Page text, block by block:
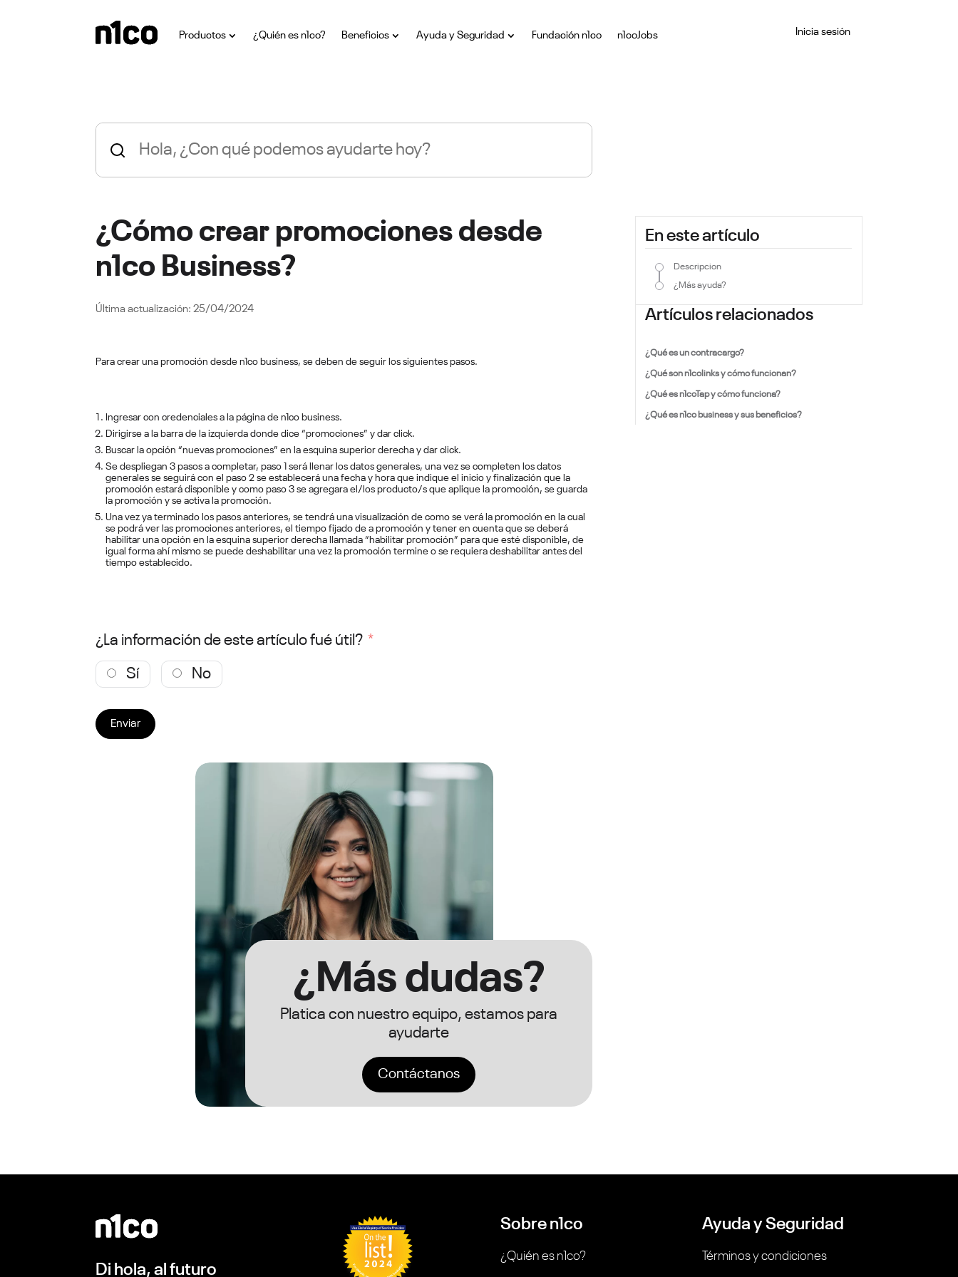
Productos ¿Quién es n1co? Beneficios Ayuda y Seguridad Fundación n1co n1coJobs Inicia sesión
¿Cómo crear promociones desde
n1co Business?
25/04/2024
Para crear una promoción desde n1co business, se deben de seguir los siguientes pasos.
Ingresar con credenciales a la página de n1co business.
Dirigirse a la barra de la izquierda donde dice “promociones” y dar click.
Buscar la opción “nuevas promociones” en la esquina superior derecha y dar click.
Se despliegan 3 pasos a completar, paso 1 será llenar los datos generales, una vez se completen los datos
generales se seguirá con el paso 2 se establecerá una fecha y hora que indique el inicio y finalización que la
promoción estará disponible y como paso 3 se agregara el/los producto/s que aplique la promoción, se guarda
la promoción y se activa la promoción.
Una vez ya terminado los pasos anteriores, se tendrá una visualización de como se verá la promoción en la cual
se podrá ver las promociones anteriores, el tiempo fijado de a promoción y tener en cuenta que se deberá
habilitar una opción en la esquina superior derecha llamada “habilitar promoción” para que esté disponible, de
igual forma ahí mismo se puede deshabilitar una vez la promoción termine o se requiera deshabilitar antes del
tiempo establecido.
¿La información de este artículo fué útil?
Sí No
Enviar
¿Más dudas?
Platica con nuestro equipo, estamos para
ayudarte
Contáctanos
En este artículo
Descripcion
¿Más ayuda?
Artículos relacionados
¿Qué es un contracargo?
¿Qué son n1colinks y cómo funcionan?
¿Qué es n1coTap y cómo funciona?
¿Qué es n1co business y sus beneficios?
Di hola, al futuro
Sobre n1co
¿Quién es n1co?
Ayuda y Seguridad
Términos y condiciones